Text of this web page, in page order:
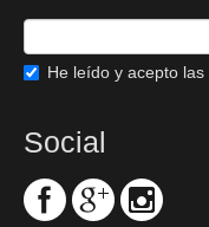
He leído y acepto las
Social